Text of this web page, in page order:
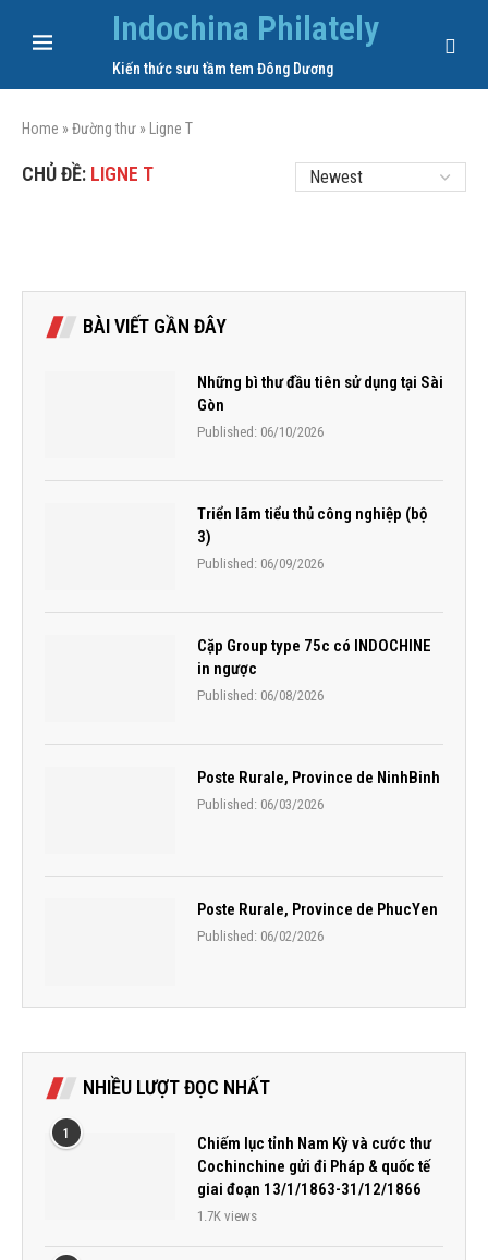
Indochina Philately
Kiến thức sưu tầm tem Đông Dương
Home » Đường thư » Ligne T
CHỦ ĐỀ: LIGNE T
BÀI VIẾT GẦN ĐÂY
Những bì thư đầu tiên sử dụng tại Sài
Gòn
Published: 06/10/2026
Triển lãm tiểu thủ công nghiệp (bộ
3)
Published: 06/09/2026
Cặp Group type 75c có INDOCHINE
in ngược
Published: 06/08/2026
Poste Rurale, Province de NinhBinh
Published: 06/03/2026
Poste Rurale, Province de PhucYen
Published: 06/02/2026
NHIỀU LƯỢT ĐỌC NHẤT
1
Chiếm lục tỉnh Nam Kỳ và cước thư
Cochinchine gửi đi Pháp & quốc tế
giai đoạn 13/1/1863-31/12/1866
1.7K views